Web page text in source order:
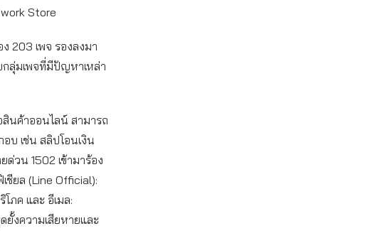
Store
203 เพจ รองลงมา
กลุ่มเพจที่มีปัญหาเหล่า
สินค้าออนไลน์ สามารถ
บ เช่น สลิปโอนเงิน
วน 1502 เข้ามาร้อง
ชียล (Line Official):
ภค และ อีเมล:
ยั้งความเสียหายและ